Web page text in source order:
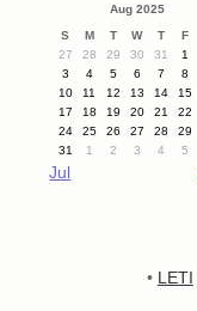
Aug 2025
S
M T W T F
27
28 29 30 31 1
3
4 5 6 7 8
10
11 12 13 14 15
17
18 19 20 21 22
24
25 26 27 28 29
31
1 2 3 4 5
Jul
• LETI